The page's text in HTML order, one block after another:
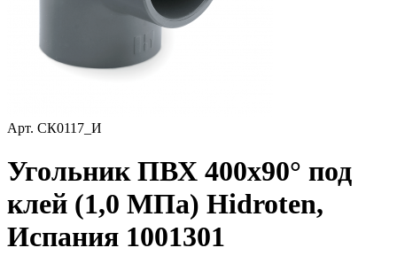
Арт. СК0117_И
Угольник ПВХ 400х90° под
клей (1,0 МПа) Hidroten,
Испания 1001301